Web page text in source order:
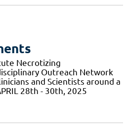
Necrotizing
Outreach Network
and Scientists around a
28th - 30th, 2025